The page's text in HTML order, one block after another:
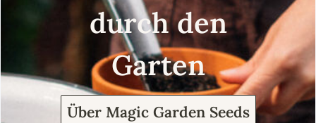
durch den
Garten
Über Magic Garden Seeds